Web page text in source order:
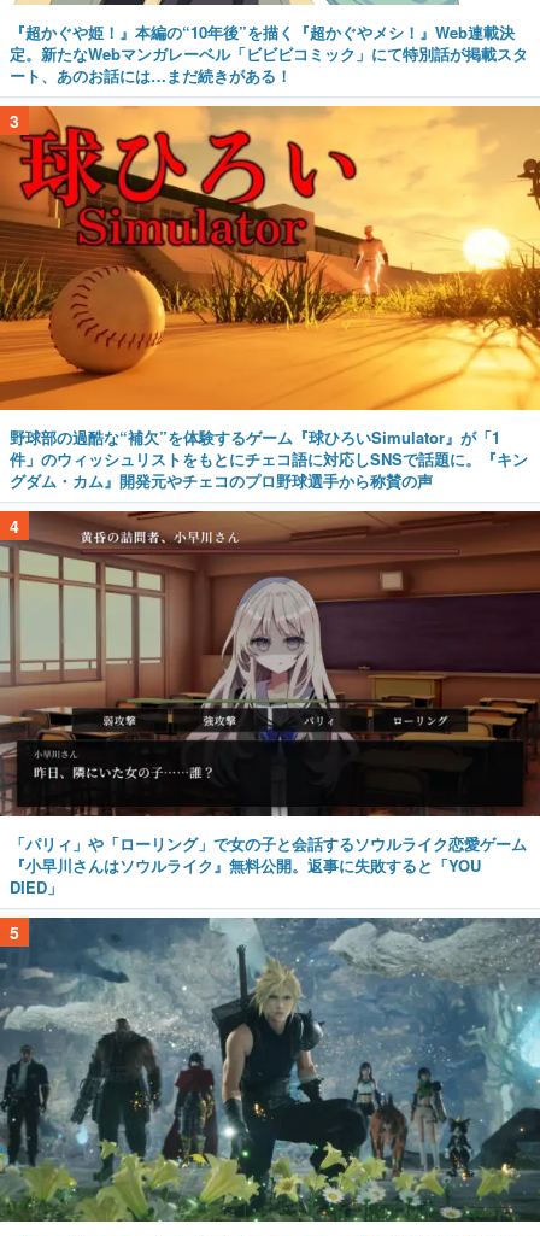
『超かぐや姫！』本編の“10年後”を描く『超かぐやメシ！』Web連載決
定。新たなWebマンガレーベル「ビビビコミック」にて特別話が掲載スタ
ート、あのお話には…まだ続きがある！
3
野球部の過酷な“補欠”を体験するゲーム『球ひろいSimulator』が「1
件」のウィッシュリストをもとにチェコ語に対応しSNSで話題に。『キン
グダム・カム』開発元やチェコのプロ野球選手から称賛の声
4
「パリィ」や「ローリング」で女の子と会話するソウルライク恋愛ゲーム
『小早川さんはソウルライク』無料公開。返事に失敗すると「YOU
DIED」
5